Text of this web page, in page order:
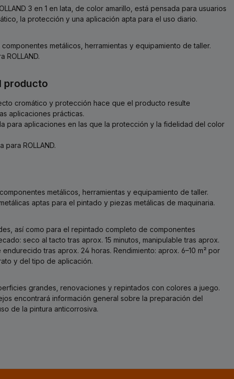
3 en 1 en lata, de color amarillo, está pensada para usuarios
la protección y una aplicación apta para el uso diario.
metálicos, herramientas y equipamiento de taller.
ROLLAND.
producto
cromático y protección hace que el producto resulte
aplicaciones prácticas.
para aplicaciones en las que la protección y la fidelidad del color
para ROLLAND.
metálicos, herramientas y equipamiento de taller.
aptas para el pintado y piezas metálicas de maquinaria.
así como para el repintado completo de componentes
seco al tacto tras aprox. 15 minutos, manipulable tras aprox.
tras aprox. 24 horas. Rendimiento: aprox. 6–10 m² por
y del tipo de aplicación.
grandes, renovaciones y repintados con colores a juego.
encontrará información general sobre la preparación del
de la pintura anticorrosiva.